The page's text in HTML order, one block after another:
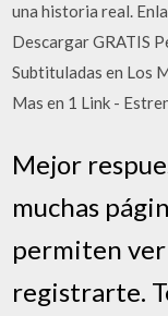
una historia real.
Descargar GRATIS
Subtituladas en Los
Mas en 1 Link -
Mejor
muchas
permiten
registrarte.